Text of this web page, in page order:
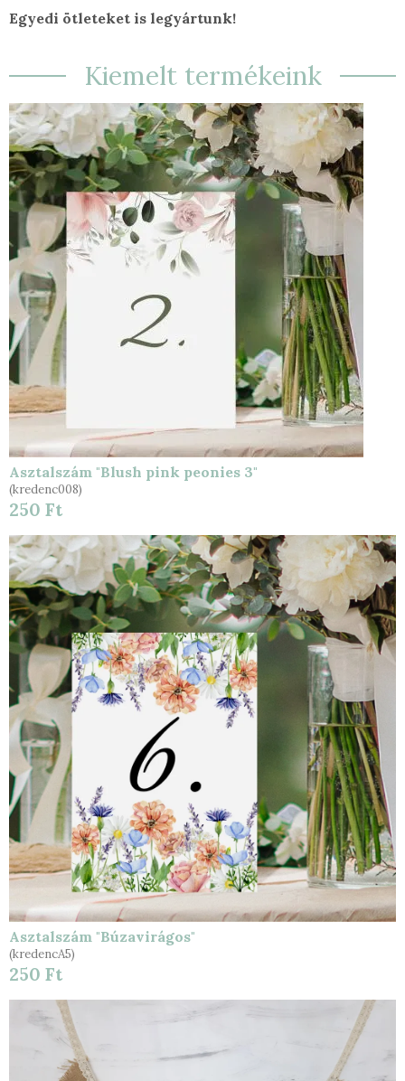
Egyedi ötleteket is legyártunk!
Kiemelt termékeink
Asztalszám "Blush pink peonies 3"
(kredenc008)
250 Ft
Asztalszám "Búzavirágos"
(kredencA5)
250 Ft